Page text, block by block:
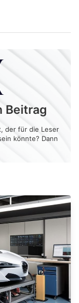
Beitrag
der für die Leser
könnte? Dann